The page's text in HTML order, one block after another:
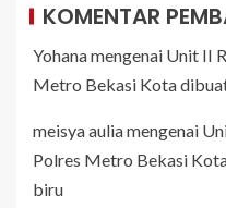
KOMENTAR
Yohanamengenai Unit II
Metro Bekasi Kota
meisya auliamengenai
Polres Metro Bekasi
biru